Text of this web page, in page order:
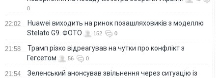
0
22:02
Huawei виходить на ринок позашляховиків з моделлю
Stelato G9. ФОТО
152 0
21:58
Трамп різко відреагував на чутки про конфлікт з
Гегсетом
56 0
21:54
Зеленський анонсував звільнення через ситуацію із